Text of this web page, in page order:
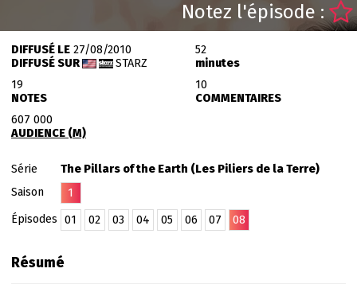
Notez l'épisode :
DIFFUSÉ LE27/08/2010
DIFFUSÉ SUR
STARZ
52
minutes
19
NOTES
10
COMMENTAIRES
607 000
AUDIENCE (M)
Série
The Pillars of the Earth (Les Piliers de la Terre)
Saison
1
Épisodes
01 02 03 04 05 06 07 08
Résumé